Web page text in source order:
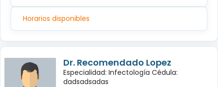
Horarios disponibles
Dr. Recomendado Lopez
Especialidad: Infectología Cédula:
dadsadsadas